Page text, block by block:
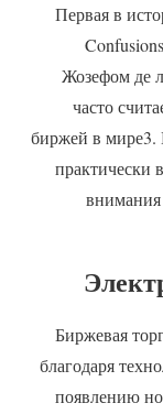
Первая в
Жозефом де
часто
биржей в мире3.
практически
внимания
Биржевая
благодаря
появлению